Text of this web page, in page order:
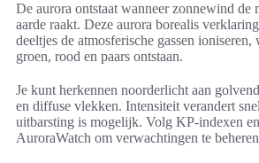
De aurora ontstaat wanneer zonnewind de
aarde raakt. Deze aurora borealis
deeltjes de atmosferische gassen
groen, rood en paars ontstaan.
Je kunt herkennen noorderlicht aan
en diffuse vlekken. Intensiteit verandert
uitbarsting is mogelijk. Volg KP-indexen
AuroraWatch om verwachtingen te